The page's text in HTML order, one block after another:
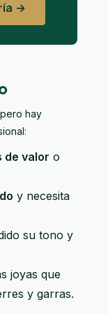
→
hay
de valor o
y necesita
su tono y
joyas que
y garras.